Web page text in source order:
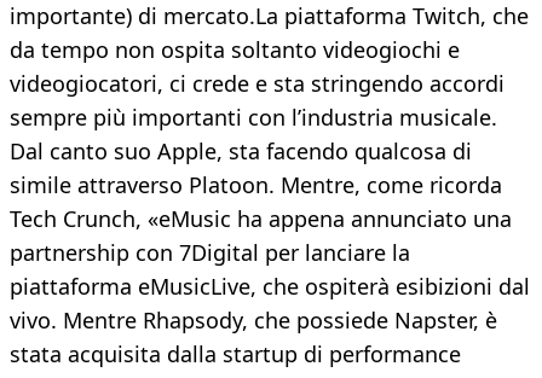
importante) di mercato.La piattaforma Twitch, che
da tempo non ospita soltanto videogiochi e
videogiocatori, ci crede e sta stringendo accordi
sempre più importanti con l’industria musicale.
Dal canto suo Apple, sta facendo qualcosa di
simile attraverso Platoon. Mentre, come ricorda
Tech Crunch, «eMusic ha appena annunciato una
partnership con 7Digital per lanciare la
piattaforma eMusicLive, che ospiterà esibizioni dal
vivo. Mentre Rhapsody, che possiede Napster, è
stata acquisita dalla startup di performance